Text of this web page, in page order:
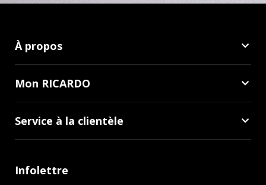
À propos
Mon RICARDO
Service à la clientèle
Infolettre